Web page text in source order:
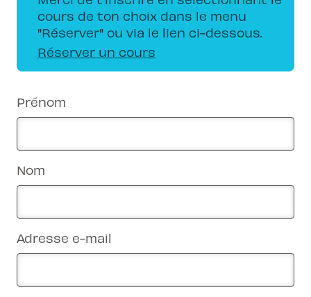
cours de ton choix dans le menu
"Réserver" ou via le lien ci-dessous.
Réserver un cours
Prénom
Nom
Adresse e-mail